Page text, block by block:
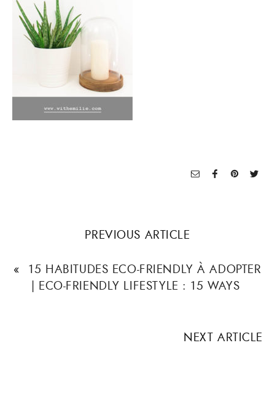
PREVIOUS ARTICLE
« 15 HABITUDES ECO-FRIENDLY À ADOPTER
| ECO-FRIENDLY LIFESTYLE : 15 WAYS
NEXT ARTICLE